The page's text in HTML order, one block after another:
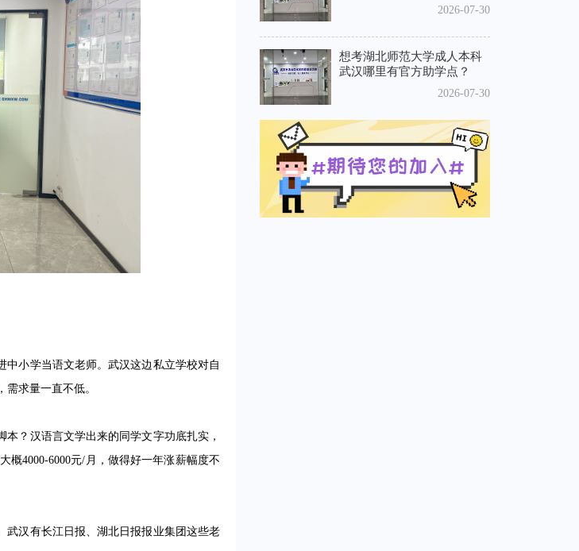
小学当语文老师。武汉这边私立学校对自
求量一直不低。
？汉语言文学出来的同学文字功底扎实，
概4000-6000元/月，做得好一年涨薪幅度不
汉有长江日报、湖北日报报业集团这些老
2026-07-30
想考湖北师范大学成人本科
武汉哪里有官方助学点？
2026-07-30